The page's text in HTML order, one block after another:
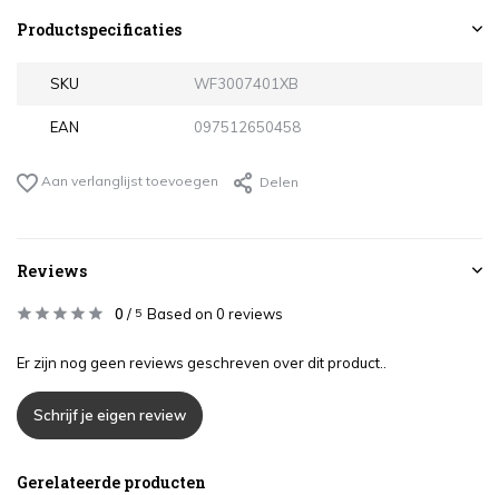
Productspecificaties
SKU WF3007401XB
EAN 097512650458
Aan verlanglijst toevoegen Delen
Reviews
0 / 5 Based on 0 reviews
Er zijn nog geen reviews geschreven over dit product..
Schrijf je eigen review
Gerelateerde producten